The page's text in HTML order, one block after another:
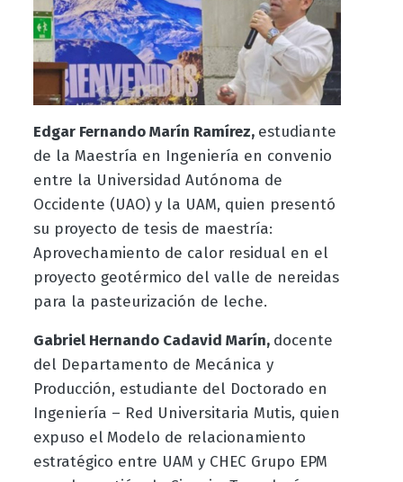
Edgar Fernando Marín Ramírez, estudiante
de la Maestría en Ingeniería en convenio
entre la Universidad Autónoma de
Occidente (UAO) y la UAM, quien presentó
su proyecto de tesis de maestría:
Aprovechamiento de calor residual en el
proyecto geotérmico del valle de nereidas
para la pasteurización de leche.
Gabriel Hernando Cadavid Marín, docente
del Departamento de Mecánica y
Producción, estudiante del Doctorado en
Ingeniería – Red Universitaria Mutis, quien
expuso el Modelo de relacionamiento
estratégico entre UAM y CHEC Grupo EPM